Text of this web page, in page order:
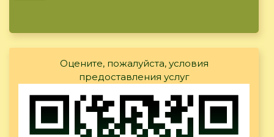
Оцените, пожалуйста, условия
предоставления услуг